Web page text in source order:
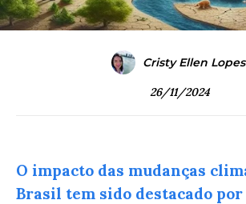
Cristy Ellen Lopes
26/11/2024
O impacto das mudanças
Brasil tem sido destacado por